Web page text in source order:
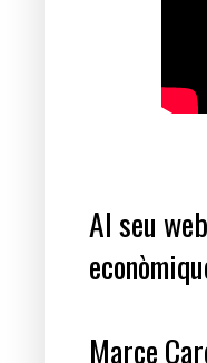
Al seu
Marce